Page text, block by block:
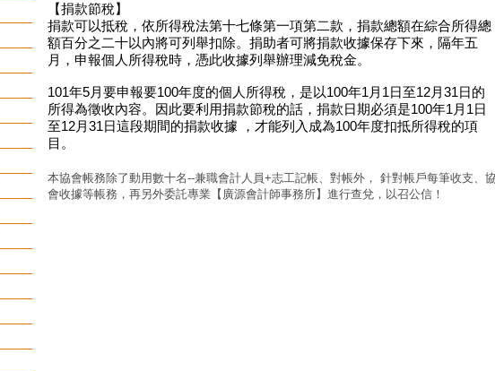
【捐款節稅】
捐款可以抵稅，依所得稅法第十七條第一項第二款，捐款總額在綜合所得總
額百分之二十以內將可列舉扣除。捐助者可將捐款收據保存下來，隔年五
月，申報個人所得稅時，憑此收據列舉辦理減免稅金。
101年5月要申報要100年度的個人所得稅，是以100年1月1日至12月31日的
所得為徵收內容。因此要利用捐款節稅的話，捐款日期必須是100年1月1日
至12月31日這段期間的捐款收據 ，才能列入成為100年度扣抵所得稅的項
目。
本協會帳務除了動用數十名--兼職會計人員+志工記帳、對帳外， 針對帳戶每筆收支、
會收據等帳務，再另外委託專業【廣源會計師事務所】進行查兌，以召公信！